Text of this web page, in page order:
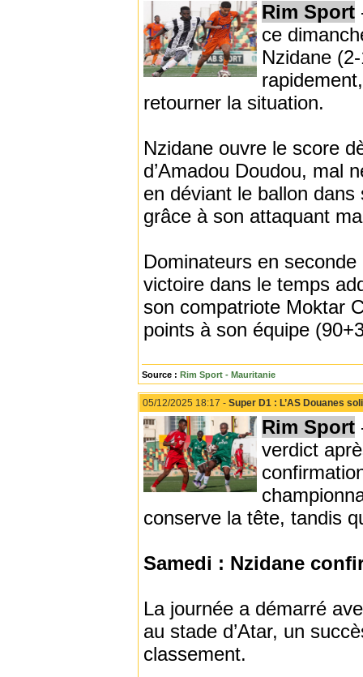
Rim Sport
ce
Nzidane
retourner la situation.
Nzidane ouvre le score
d’Amadou Doudou, mal
en déviant le ballon
grâce à son attaquant
Dominateurs en
victoire dans le temps
son compatriote Moktar
points à son équipe
Source : Rim Sport - Mauritanie
05/12/2025 18:17 - Super D1 : L’AS Douanes
Rim Sport
verdict
conserve la tête, tandis
Samedi : Nzidane
La journée a démarré
au stade d’Atar, un
classement.